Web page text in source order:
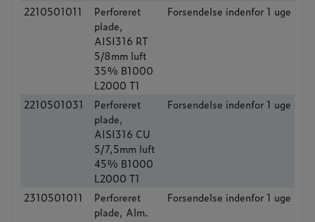
2210501011
Perforeret
plade,
AISI316 RT
5/8mm luft
35% B1000
L2000 T1
Forsendelse indenfor 1 uge
2210501031
Perforeret
plade,
AISI316 CU
5/7,5mm luft
45% B1000
L2000 T1
Forsendelse indenfor 1 uge
2310501011
Perforeret
plade, Alm.
Forsendelse indenfor 1 uge